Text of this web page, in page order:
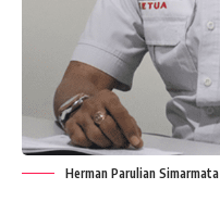
Herman Parulian Simarmata